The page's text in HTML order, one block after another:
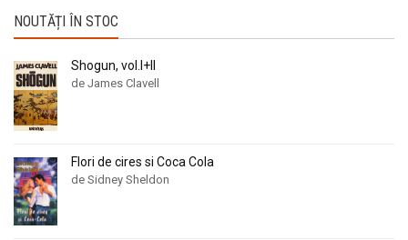
NOUTĂȚI ÎN STOC
Shogun, vol.I+II
de James Clavell
Flori de cires si Coca Cola
de Sidney Sheldon